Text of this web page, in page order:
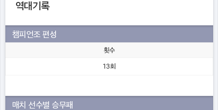
역대기록
챔피언조 편성
횟수
13회
매치 선수별 승무패